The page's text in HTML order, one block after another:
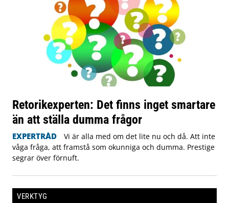
Retorikexperten: Det finns inget smartare
än att ställa dumma frågor
EXPERTRÅD
Vi är alla med om det lite nu och då. Att inte
våga fråga, att framstå som okunniga och dumma. Prestige
segrar över förnuft.
VERKTYG